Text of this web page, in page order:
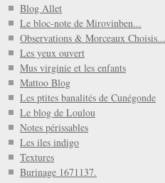
Blog Allet
Le bloc-note de Mirovinben...
Observations & Morceaux Choisis...
Les yeux ouvert
Mus virginie et les enfants
Mattoo Blog
Les ptites banalités de Cunégonde
Le blog de Loulou
Notes périssables
Les iles indigo
Textures
Burinage 1671137.